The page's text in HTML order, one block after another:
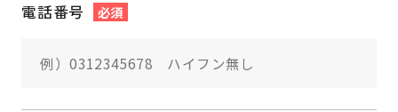
電話番号 必須